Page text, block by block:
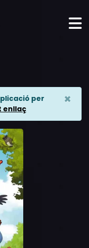
per
enllaç
×